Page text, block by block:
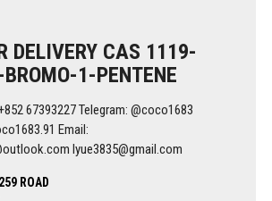
DELIVERY CAS 1119-
1-PENTENE
67393227 Telegram: @coco1683
Email:
lyue3835@gmail.com
ROAD